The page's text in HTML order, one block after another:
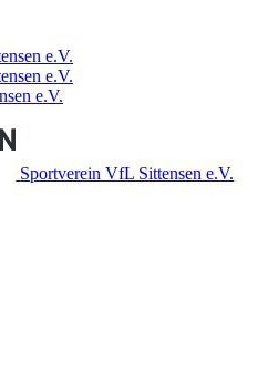
e.V.
e.V.
e.V.
Sportverein VfL Sittensen e.V.